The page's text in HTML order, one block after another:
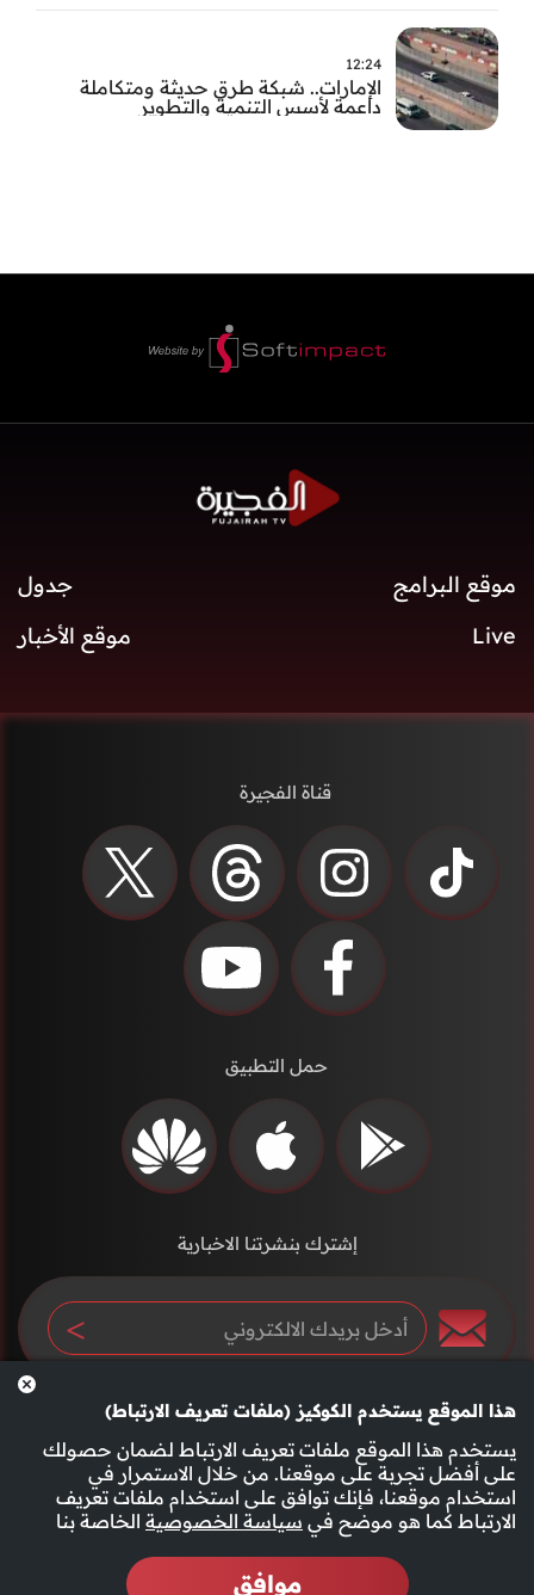
12:24
الإمارات.. شبكة طرق حديثة ومتكاملة
داعمة لأسس التنمية والتطوير
هذا الموقع يستخدم الكوكيز (ملفات تعريف الارتباط)
يستخدم هذا الموقع ملفات تعريف الارتباط لضمان حصولك
على أفضل تجربة على موقعنا. من خلال الاستمرار في
استخدام موقعنا، فإنك توافق على استخدام ملفات تعريف
الارتباط كما هو موضح في سياسة الخصوصية الخاصة بنا
موافق
موقع البرامج
جدول
Live
موقع الأخبار
قناة الفجيرة
حمل التطبيق
إشترك بنشرتنا الاخبارية
سياسة الخصوصية الأحكام والشروط